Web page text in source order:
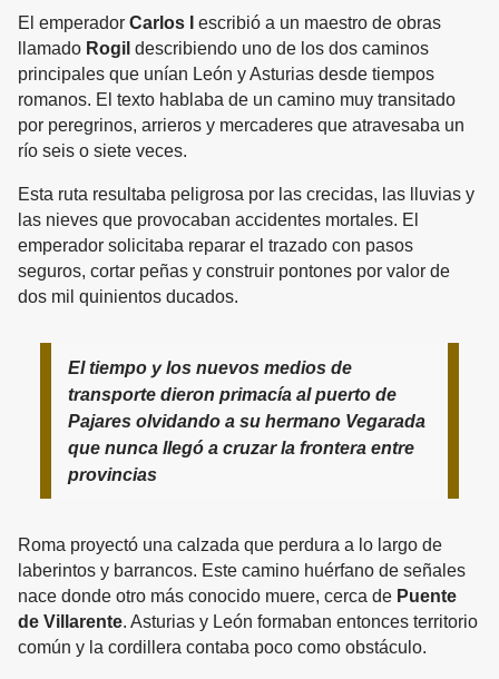
El emperador Carlos I
escribió a un maestro de obras
llamado Rogil describiendo uno de los dos caminos
principales que unían León y Asturias desde tiempos
romanos. El texto hablaba de un camino muy transitado
por peregrinos, arrieros y mercaderes que atravesaba un
río seis o siete veces.
Esta ruta resultaba peligrosa por las crecidas, las lluvias y
las nieves que provocaban accidentes mortales. El
emperador solicitaba reparar el trazado con pasos
seguros, cortar peñas y construir pontones por valor de
dos mil quinientos ducados.
El tiempo y los nuevos medios de
transporte dieron primacía al puerto de
Pajares olvidando a su hermano Vegarada
que nunca llegó a cruzar la frontera entre
provincias
Roma proyectó una calzada que perdura a lo largo de
laberintos y barrancos. Este camino huérfano de señales
nace donde otro más conocido muere, cerca de Puente
de Villarente. Asturias y León formaban entonces territorio
común y la cordillera contaba poco como obstáculo.